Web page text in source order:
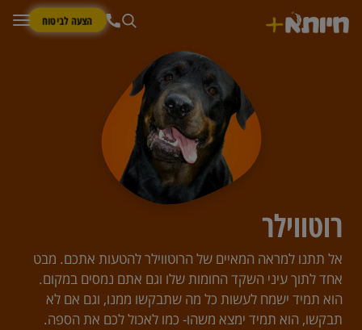
הצעה לביטוח
רוטווילר
אל תתנו למראה המאיים של הרוטווילר להטעות אתכם. מבט
אחד לתוך עיני השקד החומות שלו וגם אתם נמסים במקום.
הוא תמיד ישמח לעשות כל מה שתבקשו ממנו, וגם אם לא
תבקשו, הוא תמיד ימצא משהו- כמו לאכול לכם את הספה.